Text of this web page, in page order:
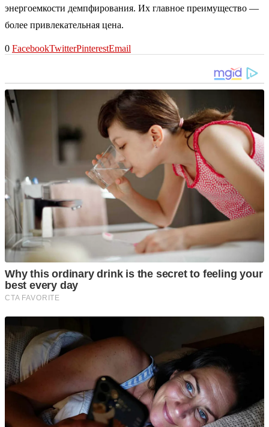
энергоемкости демпфирования. Их главное преимущество —
более привлекательная цена.
0 FacebookTwitterPinterestEmail